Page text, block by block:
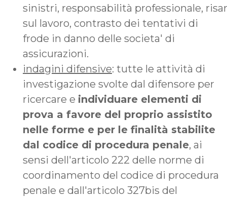
sinistri, responsabilità professionale,
sul lavoro, contrasto dei tentativi di
frode in danno delle societa' di
assicurazioni.
indagini difensive: tutte le attività di
investigazione svolte dal difensore per
ricercare e individuare elementi di
prova a favore del proprio assistito
nelle forme e per le finalità stabilite
dal codice di procedura penale, ai
sensi dell'articolo 222 delle norme di
coordinamento del codice di procedura
penale e dall'articolo 327­bis del